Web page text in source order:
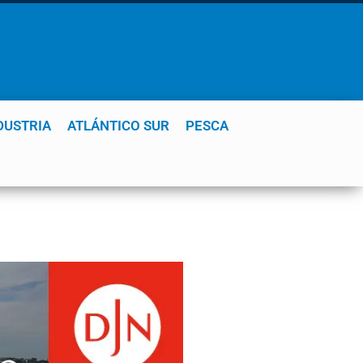
ATLÁNTICO SUR PESCA